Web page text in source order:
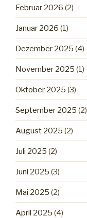
Februar 2026 (2)
Januar 2026 (1)
Dezember 2025 (4)
November 2025 (1)
Oktober 2025 (3)
September 2025 (2)
August 2025 (2)
Juli 2025 (2)
Juni 2025 (3)
Mai 2025 (2)
April 2025 (4)